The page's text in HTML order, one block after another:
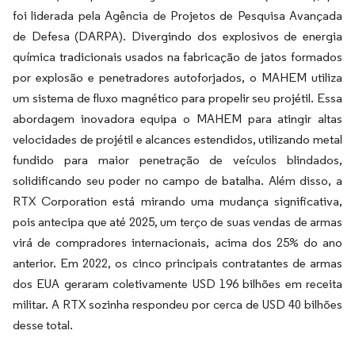
foi liderada pela Agência de Projetos de Pesquisa Avançada
de Defesa (DARPA). Divergindo dos explosivos de energia
química tradicionais usados na fabricação de jatos formados
por explosão e penetradores autoforjados, o MAHEM utiliza
um sistema de fluxo magnético para propelir seu projétil. Essa
abordagem inovadora equipa o MAHEM para atingir altas
velocidades de projétil e alcances estendidos, utilizando metal
fundido para maior penetração de veículos blindados,
solidificando seu poder no campo de batalha. Além disso, a
RTX Corporation está mirando uma mudança significativa,
pois antecipa que até 2025, um terço de suas vendas de armas
virá de compradores internacionais, acima dos 25% do ano
anterior. Em 2022, os cinco principais contratantes de armas
dos EUA geraram coletivamente USD 196 bilhões em receita
militar. A RTX sozinha respondeu por cerca de USD 40 bilhões
desse total.